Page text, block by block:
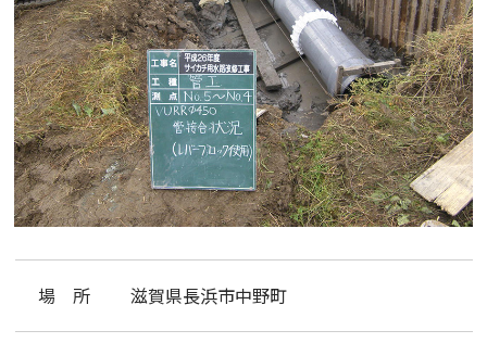
場 所 滋賀県長浜市中野町